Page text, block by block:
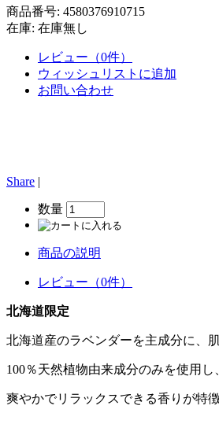
商品番号: 4580376910715
在庫: 在庫無し
レビュー（0件）
ウィッシュリストに追加
お問い合わせ
Share |
数量
商品の説明
レビュー（0件）
北海道限定
北海道産のラベンダーを主成分に、
100％天然植物由来成分のみを使用
爽やかでリラックスできる香りが特